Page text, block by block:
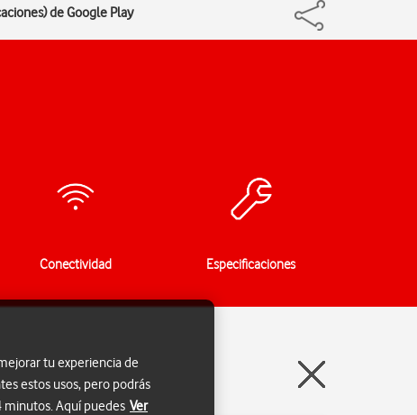
de Google Play
Conectividad Especificaciones
tu experiencia de
estos usos, pero podrás
Aquí puedes Ver